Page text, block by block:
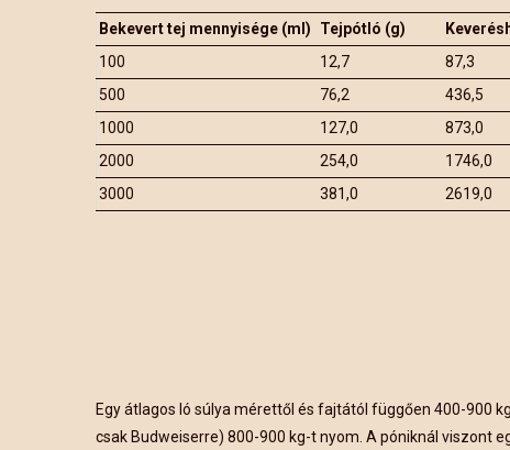
Bekevert tej mennyisége (ml) Tejpótló (g)
100
12,7
87,3
500
76,2
436,5
1000
127,0
873,0
2000
254,0
1746,0
3000
381,0 2619,0
Egy átlagos ló súlya mérettől és fajtától függően 400-900
csak Budweiserre) 800-900 kg-t nyom. A póniknál viszont